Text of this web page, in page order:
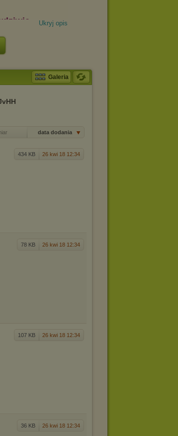
Ukryj opis
Galeria
data dodania
434 KB 26 kwi 18 12:34
78 KB 26 kwi 18 12:34
107 KB 26 kwi 18 12:34
36 KB 26 kwi 18 12:34